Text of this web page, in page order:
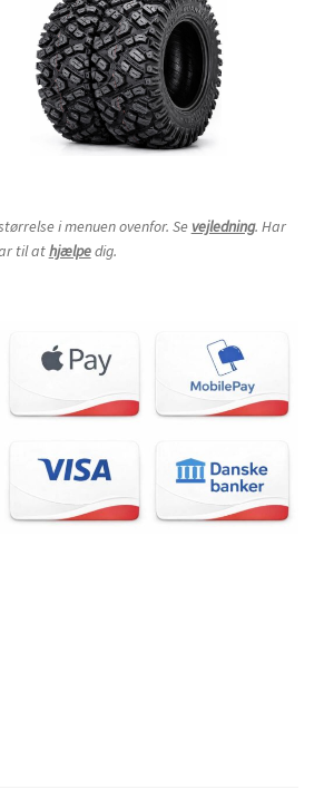
i menuen ovenfor. Se vejledning. Har
til athjælpedig.